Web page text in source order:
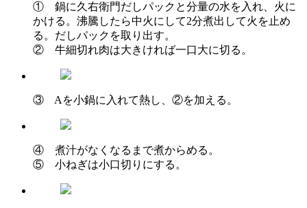
① 鍋に久右衛門だしパックと分量の水を入れ、火に
かける。沸騰したら中火にして2分煮出して火を止め
る。だしパックを取り出す。
② 牛細切れ肉は大きければ一口大に切る。
③ Aを小鍋に入れて熱し、②を加える。
④ 煮汁がなくなるまで煮からめる。
⑤ 小ねぎは小口切りにする。